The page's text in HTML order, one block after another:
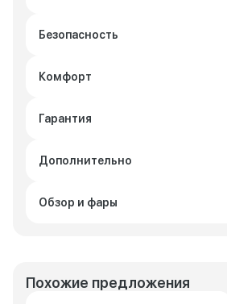
Безопасность
Комфорт
Гарантия
Дополнительно
Обзор и фары
Похожие предложения